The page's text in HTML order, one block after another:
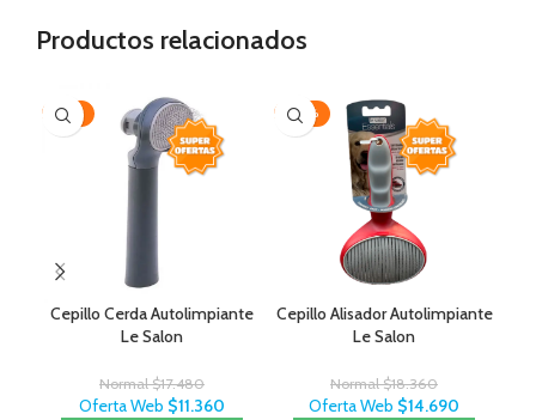
Productos relacionados
-35%
Cepillo Cerda Autolimpiante
Le Salon
Normal$17.480
Oferta Web $11.360
-20%
Cepillo Alisador Autolimpiante
Le Salon
Normal$18.360
Oferta Web $14.690